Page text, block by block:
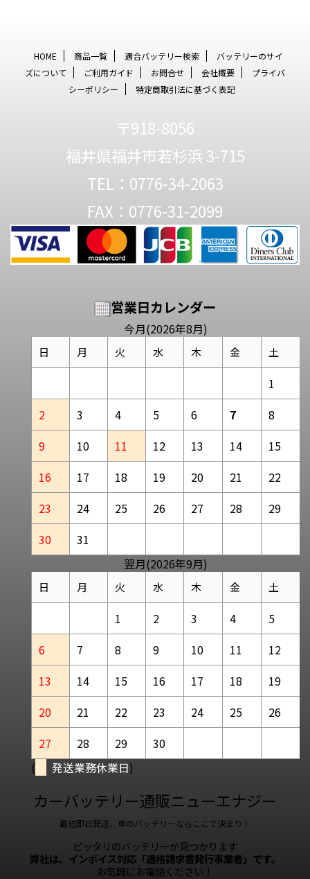
HOME 商品一覧 適合バッテリー検索
バッテリーのサイ
ズについて
ご利用ガイド お問合せ 会社概要
プライバ
シーポリシー
特定商取引法に基づく表記
〒918-8056
福井県福井市若杉浜 3-715
TEL：0776-34-2063
FAX：0776-31-2099
営業日カレンダー
今月(2026年8月)
日 月 火 水 木 金 土
1
2
3 4 5 6 7
8
9
10 11 12 13 14
15
16
17 18 19 20 21
22
23
24 25 26 27 28
29
30
31
翌月(2026年9月)
日 月 火 水 木 金 土
1 2 3 4
5
6
7 8 9 10 11
12
13
14 15 16 17 18
19
20
21 22 23 24 25
26
27
28 29
30
(
発送業務休業日)
カーバッテリー通販ニューエナジー
最短即日発送、車のバッテリーならここで決まり！
ピッタリのバッテリーが見つかります
弊社は、インボイス対応「適格請求書発行事業者」です。
お気軽にお電話ください！